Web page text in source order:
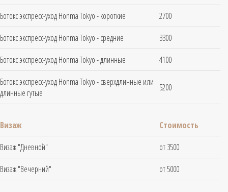
Ботокс экспресс-уход Honma Tokyo - короткие
2700
Ботокс экспресс-уход Honma Tokyo - средние
3300
Ботокс экспресс-уход Honma Tokyo - длинные
4100
Ботокс экспресс-уход Honma Tokyo - сверхдлинные или
длинные гутые
5200
Визаж
Стоимость
Визаж "Дневной"
от 3500
Визаж "Вечерний"
от 5000